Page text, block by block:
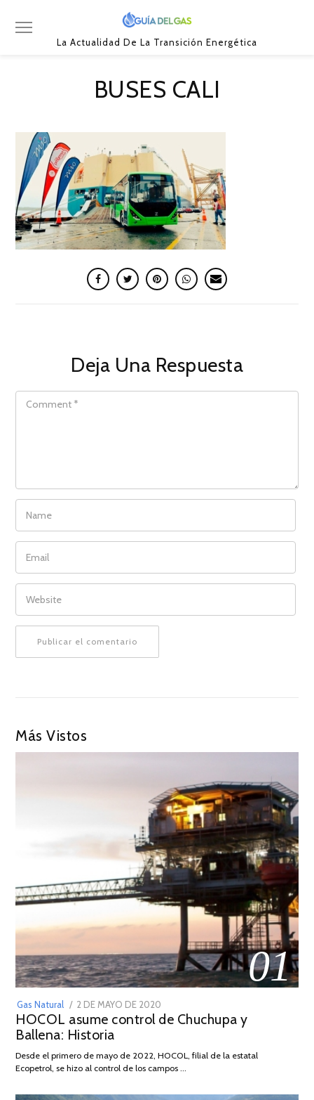
La Actualidad De La Transición Energética
BUSES CALI
Deja Una Respuesta
COMMENT
NAME
EMAIL
WEBSITE
Más Vistos
01
Gas Natural
POSTED
ON
2 DE MAYO DE 2020
DE
2026
HOCOL asume control de Chuchupa y
Ballena: Historia
Desde el primero de mayo de 2022, HOCOL, filial de la estatal
Ecopetrol, se hizo al control de los campos …